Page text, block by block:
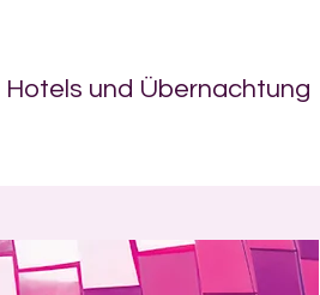
Hotels und Übernachtung